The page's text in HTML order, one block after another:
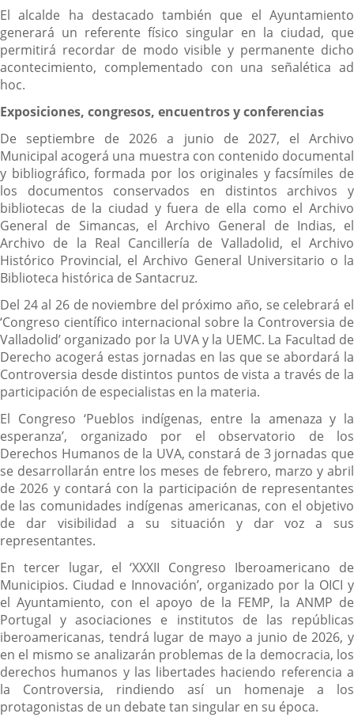
El alcalde ha destacado también que el Ayuntamiento
generará un referente físico singular en la ciudad, que
permitirá recordar de modo visible y permanente dicho
acontecimiento, complementado con una señalética ad
hoc.
Exposiciones, congresos, encuentros y conferencias
De septiembre de 2026 a junio de 2027, el Archivo
Municipal acogerá una muestra con contenido documental
y bibliográfico, formada por los originales y facsímiles de
los documentos conservados en distintos archivos y
bibliotecas de la ciudad y fuera de ella como el Archivo
General de Simancas, el Archivo General de Indias, el
Archivo de la Real Cancillería de Valladolid, el Archivo
Histórico Provincial, el Archivo General Universitario o la
Biblioteca histórica de Santacruz.
Del 24 al 26 de noviembre del próximo año, se celebrará el
‘Congreso científico internacional sobre la Controversia de
Valladolid’ organizado por la UVA y la UEMC. La Facultad de
Derecho acogerá estas jornadas en las que se abordará la
Controversia desde distintos puntos de vista a través de la
participación de especialistas en la materia.
El Congreso ‘Pueblos indígenas, entre la amenaza y la
esperanza’, organizado por el observatorio de los
Derechos Humanos de la UVA, constará de 3 jornadas que
se desarrollarán entre los meses de febrero, marzo y abril
de 2026 y contará con la participación de representantes
de las comunidades indígenas americanas, con el objetivo
de dar visibilidad a su situación y dar voz a sus
representantes.
En tercer lugar, el ‘XXXII Congreso Iberoamericano de
Municipios. Ciudad e Innovación’, organizado por la OICI y
el Ayuntamiento, con el apoyo de la FEMP, la ANMP de
Portugal y asociaciones e institutos de las repúblicas
iberoamericanas, tendrá lugar de mayo a junio de 2026, y
en el mismo se analizarán problemas de la democracia, los
derechos humanos y las libertades haciendo referencia a
la Controversia, rindiendo así un homenaje a los
protagonistas de un debate tan singular en su época.